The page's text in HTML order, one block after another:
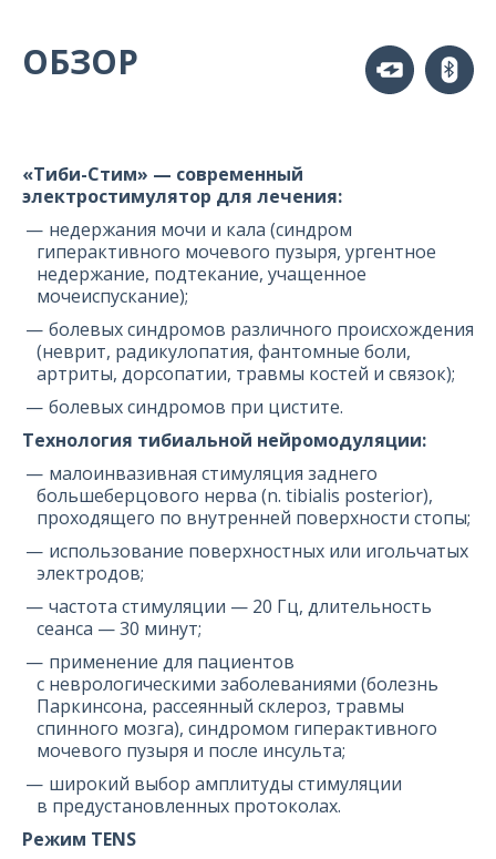
ОБЗОР
«Тиби-Стим» — современный
электростимулятор для лечения:
недержания мочи и кала (синдром
гиперактивного мочевого пузыря, ургентное
недержание, подтекание, учащенное
мочеиспускание);
болевых синдромов различного происхождения
(неврит, радикулопатия, фантомные боли,
артриты, дорсопатии, травмы костей и связок);
болевых синдромов при цистите.
Технология тибиальной нейромодуляции:
малоинвазивная стимуляция заднего
большеберцового нерва (n. tibialis posterior),
проходящего по внутренней поверхности стопы;
использование поверхностных или игольчатых
электродов;
частота стимуляции — 20 Гц, длительность
сеанса — 30 минут;
применение для пациентов
с неврологическими заболеваниями (болезнь
Паркинсона, рассеянный склероз, травмы
спинного мозга), синдромом гиперактивного
мочевого пузыря и после инсульта;
широкий выбор амплитуды стимуляции
в предустановленных протоколах.
Режим TENS